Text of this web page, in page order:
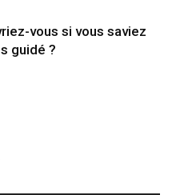
vous si vous saviez
guidé ?